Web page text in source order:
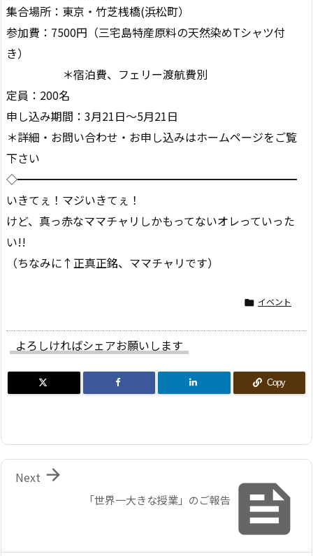
集合場所：東京・竹芝桟橋(浜松町）
参加費：7500円（三宅島特産原料の天然染めTシャツ付
き）
＊宿泊費、フェリー渡航費別
定員：200名
申し込み期間：3月21日〜5月21日
＊詳細・お問い合わせ・お申し込みはホームページをご覧
下さい
◇━━━━━━━━━━━━━━━━━━━━━━━━━
いきてぇ！マジいきてぇ！
けど、真っ赤なママチャリしかもってないオレっていった
い!!
（ちなみに↑正真正銘、ママチャリです）
 イベント
よろしければシェアお願いします
Copy

「世界一大きな授業」のご報告

Next